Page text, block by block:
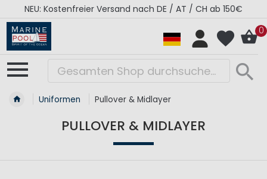
NEU: Kostenfreier Versand nach DE / AT / CH ab 150€
0
Uniformen Pullover & Midlayer
PULLOVER & MIDLAYER